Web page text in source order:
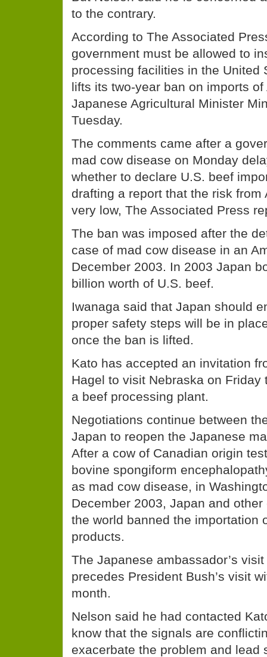
to the contrary.
According to The Associated
government must be allowed to
processing facilities in the United
lifts its two-year ban on imports
Japanese Agricultural Minister
Tuesday.
The comments came after a
mad cow disease on Monday
whether to declare U.S. beef
drafting a report that the risk from
very low, The Associated Press
The ban was imposed after the
case of mad cow disease in an
December 2003. In 2003 Japan
billion worth of U.S. beef.
Iwanaga said that Japan should
proper safety steps will be in
once the ban is lifted.
Kato has accepted an invitation
Hagel to visit Nebraska on Friday
a beef processing plant.
Negotiations continue between
Japan to reopen the Japanese
After a cow of Canadian origin
bovine spongiform
as mad cow disease, in
December 2003, Japan and
the world banned the importation
products.
The Japanese ambassador’s
precedes President Bush’s visit
month.
Nelson said he had contacted
know that the signals are
exacerbate the problem and lead